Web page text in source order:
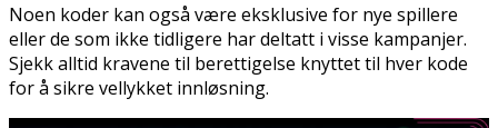
Noen koder kan også være eksklusive for nye spillere
eller de som ikke tidligere har deltatt i visse kampanjer.
Sjekk alltid kravene til berettigelse knyttet til hver kode
for å sikre vellykket innløsning.